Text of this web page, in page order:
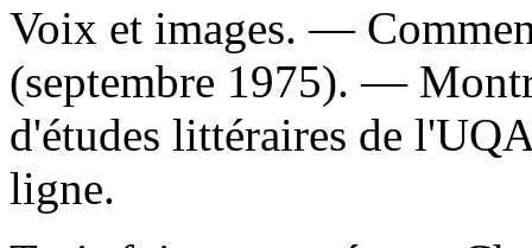
Voix et images. —
(septembre 1975). —
d'études littéraires de
ligne.